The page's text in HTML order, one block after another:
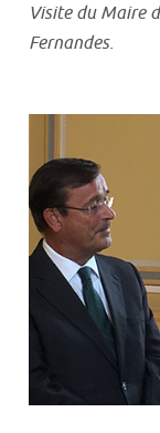
Visite du Maire
Fernandes.